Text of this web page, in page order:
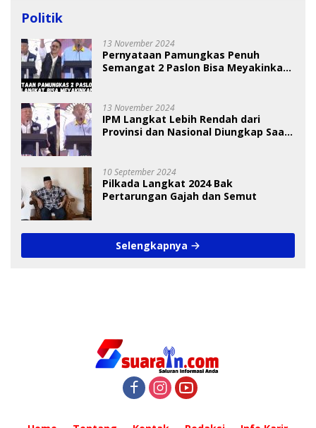
Politik
13 November 2024
Pernyataan Pamungkas Penuh
Semangat 2 Paslon Bisa Meyakinkan
13 November 2024
IPM Langkat Lebih Rendah dari
Provinsi dan Nasional Diungkap Saat
10 September 2024
Pilkada Langkat 2024 Bak
Pertarungan Gajah dan Semut
Selengkapnya